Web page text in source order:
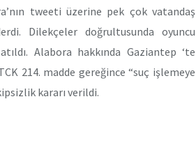
tweeti üzerine pek çok vatandaş
Dilekçeler doğrultusunda oyuncu
Alabora hakkında Gaziantep ‘te
214. madde gereğince “suç işlemeye
kararı verildi.